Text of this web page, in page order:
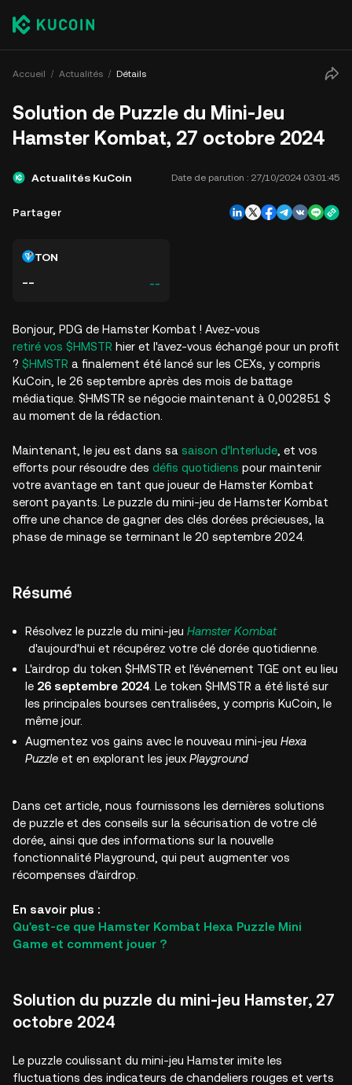
Accueil Actualités Détails
Solution de Puzzle du Mini-Jeu
Hamster Kombat, 27 octobre 2024
Actualités KuCoin Date de parution : 27/10/2024 03:01:45
Partager
TON
-- --
Bonjour, PDG de Hamster Kombat ! Avez-vous
retiré vos $HMSTR hier et l'avez-vous échangé pour un profit
? $HMSTR a finalement été lancé sur les CEXs, y compris
KuCoin, le 26 septembre après des mois de battage
médiatique. $HMSTR se négocie maintenant à 0,002851 $
au moment de la rédaction.
Maintenant, le jeu est dans sa saison d'Interlude , et vos
efforts pour résoudre des défis quotidiens pour maintenir
votre avantage en tant que joueur de Hamster Kombat
seront payants. Le puzzle du mini-jeu de Hamster Kombat
offre une chance de gagner des clés dorées précieuses, la
phase de minage se terminant le 20 septembre 2024.
Résumé
Résolvez le puzzle du mini-jeu Hamster Kombat
d'aujourd'hui et récupérez votre clé dorée quotidienne.
L'airdrop du token $HMSTR et l'événement TGE ont eu lieu
le 26 septembre 2024 . Le token $HMSTR a été listé sur
les principales bourses centralisées, y compris KuCoin, le
même jour.
Augmentez vos gains avec le nouveau mini-jeu Hexa
Puzzle et en explorant les jeux Playground
Dans cet article, nous fournissons les dernières solutions
de puzzle et des conseils sur la sécurisation de votre clé
dorée, ainsi que des informations sur la nouvelle
fonctionnalité Playground, qui peut augmenter vos
récompenses d'airdrop.
En savoir plus :
Qu'est-ce que Hamster Kombat Hexa Puzzle Mini
Game et comment jouer ?
Solution du puzzle du mini-jeu Hamster, 27
octobre 2024
Le puzzle coulissant du mini-jeu Hamster imite les
fluctuations des indicateurs de chandeliers rouges et verts